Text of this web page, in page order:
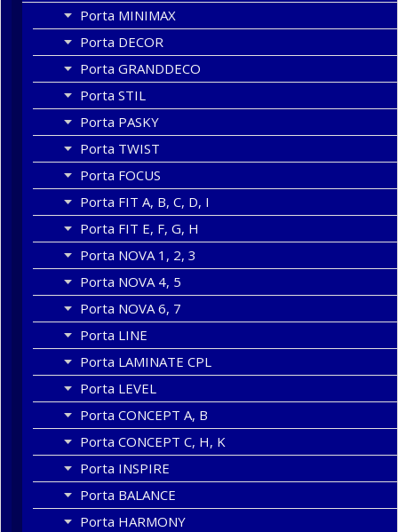
Porta MINIMAX
Porta DECOR
Porta GRANDDECO
Porta STIL
Porta PASKY
Porta TWIST
Porta FOCUS
Porta FIT A, B, C, D, I
Porta FIT E, F, G, H
Porta NOVA 1, 2, 3
Porta NOVA 4, 5
Porta NOVA 6, 7
Porta LINE
Porta LAMINATE CPL
Porta LEVEL
Porta CONCEPT A, B
Porta CONCEPT C, H, K
Porta INSPIRE
Porta BALANCE
Porta HARMONY